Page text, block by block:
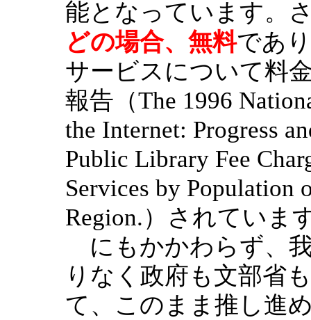
能となっています。
どの場合、無料であ
サービスについて料
報告（The 1996
the Internet: Progress
Public Library Fee
Services by Population
Region.）されていま
にもかかわらず、
りなく政府も文部省
て、このまま推し進